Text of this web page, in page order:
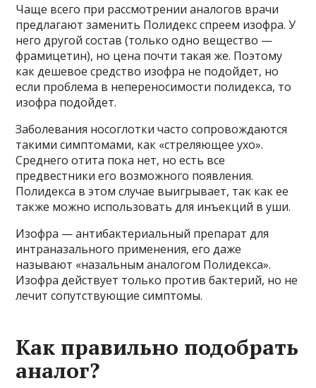
Чаще всего при рассмотрении аналогов врачи
предлагают заменить Полидекс спреем изофра. У
него другой состав (только одно вещество —
фрамицетин), но цена почти такая же. Поэтому
как дешевое средство изофра не подойдет, но
если проблема в непереносимости полидекса, то
изофра подойдет.
Заболевания носоглотки часто сопровождаются
такими симптомами, как «стреляющее ухо».
Среднего отита пока нет, но есть все
предвестники его возможного появления.
Полидекса в этом случае выигрывает, так как ее
также можно использовать для инъекций в уши.
Изофра — антибактериальный препарат для
интраназального применения, его даже
называют «назальным аналогом Полидекса».
Изофра действует только против бактерий, но не
лечит сопутствующие симптомы.
Как правильно подобрать
аналог?